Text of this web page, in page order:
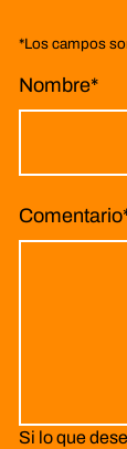
*Los campos
Nombre*
Comentario
Si lo que